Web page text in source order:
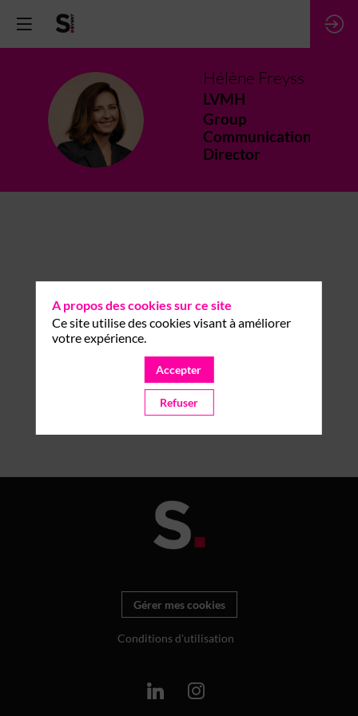
HF
Hélène Freyss
LVMH
Group
Communication
Director
Gérer mes cookies
Conditions d'utilisation
A propos des cookies sur ce site
Ce site utilise des cookies visant à améliorer
votre expérience.
Accepter
Refuser